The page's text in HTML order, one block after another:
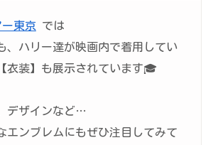
東京 では
、ハリー達が映画内で着用してい
衣装】も展示されています🎓
デザインなど…
エンブレムにもぜひ注目してみて